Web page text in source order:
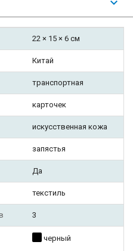
22 × 15 × 6 см
Китай
транспортная
карточек
искусственная кожа
запястья
Да
текстиль
3
черный